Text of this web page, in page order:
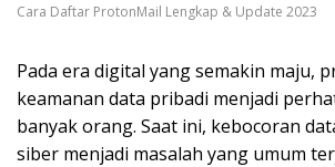
Cara Daftar ProtonMail Lengkap & Update 2023
Pada era digital yang semakin maju,
keamanan data pribadi menjadi
banyak orang. Saat ini, kebocoran
siber menjadi masalah yang umum